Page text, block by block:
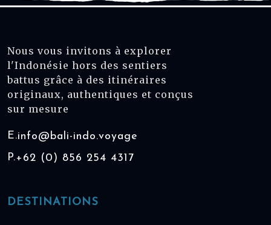
Nous vous invitons à explorer
l'Indonésie hors des sentiers
battus grâce à des itinéraires
originaux, authentiques et conçus
sur mesure
E.info@bali-indo.voyage
P.+62 (0) 856 254 4317
DESTINATIONS